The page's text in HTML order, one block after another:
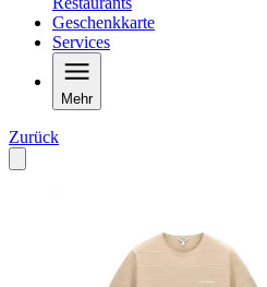
Geschenkkarte
Services
Mehr
Zurück